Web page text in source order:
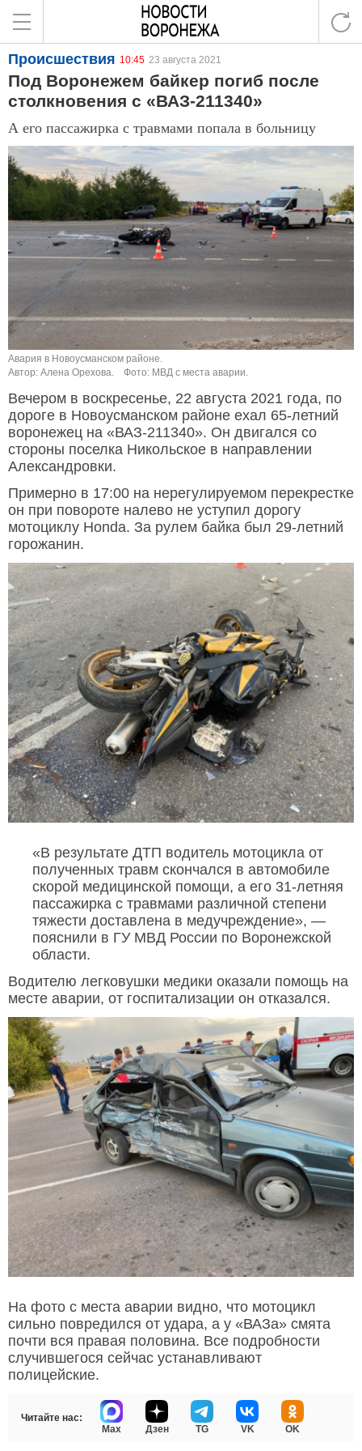
Происшествия 10:45 23 августа 2021
Под Воронежем байкер погиб после
столкновения с «ВАЗ-211340»
А его пассажирка с травмами попала в больницу
Авария в Новоусманском районе.
Автор: Алена Орехова.
Фото: МВД с места аварии.
Вечером в воскресенье, 22 августа 2021 года, по
дороге в Новоусманском районе ехал 65-летний
воронежец на «ВАЗ-211340». Он двигался со
стороны поселка Никольское в направлении
Александровки.
Примерно в 17:00 на нерегулируемом перекрестке
он при повороте налево не уступил дорогу
мотоциклу Honda. За рулем байка был 29-летний
горожанин.
«В результате ДТП водитель мотоцикла от
полученных травм скончался в автомобиле
скорой медицинской помощи, а его 31-летняя
пассажирка с травмами различной степени
тяжести доставлена в медучреждение», —
пояснили в ГУ МВД России по Воронежской
области.
Водителю легковушки медики оказали помощь на
месте аварии, от госпитализации он отказался.
На фото с места аварии видно, что мотоцикл
сильно повредился от удара, а у «ВАЗа» смята
почти вся правая половина. Все подробности
случившегося сейчас устанавливают
полицейские.
Читайте нас:
Max
Дзен TG VK OK